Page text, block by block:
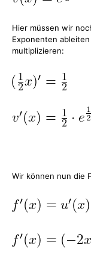
Hier müssen wir
Exponenten
multiplizieren:
Wir können nun die